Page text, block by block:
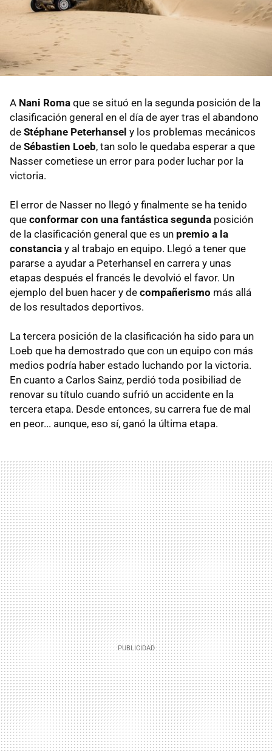
A Nani Roma que se situó en la segunda posición de la
clasificación general en el día de ayer tras el abandono
de Stéphane Peterhansel y los problemas mecánicos
de Sébastien Loeb, tan solo le quedaba esperar a que
Nasser cometiese un error para poder luchar por la
victoria.
El error de Nasser no llegó y finalmente se ha tenido
que conformar con una fantástica segunda posición
de la clasificación general que es un premio a la
constancia y al trabajo en equipo. Llegó a tener que
pararse a ayudar a Peterhansel en carrera y unas
etapas después el francés le devolvió el favor. Un
ejemplo del buen hacer y de compañerismo más allá
de los resultados deportivos.
La tercera posición de la clasificación ha sido para un
Loeb que ha demostrado que con un equipo con más
medios podría haber estado luchando por la victoria.
En cuanto a Carlos Sainz, perdió toda posibiliad de
renovar su título cuando sufrió un accidente en la
tercera etapa. Desde entonces, su carrera fue de mal
en peor... aunque, eso sí, ganó la última etapa.